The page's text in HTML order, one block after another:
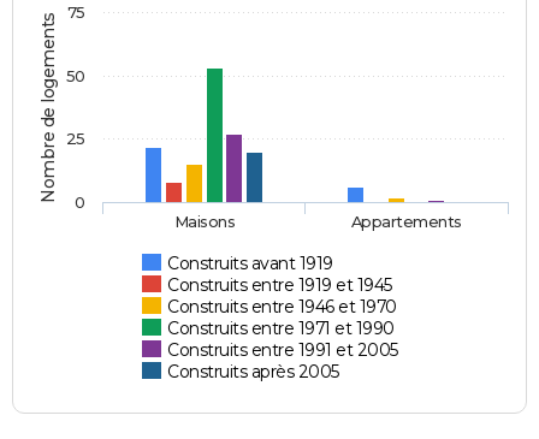
Nombre de logements
Construits avant 1919
Construits entre 1919 et 1945
Construits entre 1946 et 1970
Construits entre 1971 et 1990
Construits entre 1991 et 2005
Construits après 2005
Maisons Appartements
0
25
50
75